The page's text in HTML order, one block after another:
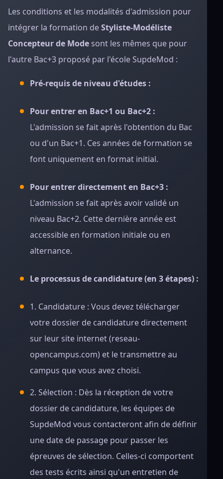
Les conditions et les modalités d'admission pour
intégrer la formation deStyliste-Modéliste
Concepteur de Mode sont les mêmes que pour
l'autre Bac+3 proposé par l'école SupdeMod :
Pré-requis de niveau d'études :
Pour entrer en Bac+1 ou Bac+2 :
L'admission se fait après l'obtention du Bac
ou d'un Bac+1. Ces années de formation se
font uniquement en format initial.
Pour entrer directement en Bac+3 :
L'admission se fait après avoir validé un
niveau Bac+2. Cette dernière année est
accessible en formation initiale ou en
alternance.
Le processus de candidature (en 3 étapes) :
1. Candidature : Vous devez télécharger
votre dossier de candidature directement
sur leur site internet (reseau-
opencampus.com) et le transmettre au
campus que vous avez choisi.
2. Sélection : Dès la réception de votre
dossier de candidature, les équipes de
SupdeMod vous contacteront afin de définir
une date de passage pour passer les
épreuves de sélection. Celles-ci comportent
des tests écrits ainsi qu'un entretien de